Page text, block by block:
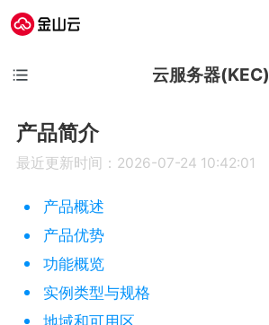
云服务器(KEC)
产品简介
最近更新时间：2026-07-24 10:42:01
产品概述
产品优势
功能概览
实例类型与规格
地域和可用区